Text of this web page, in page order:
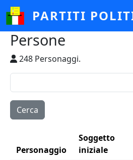
Salta al contenuto principale
PARTITI
Persone
248 Personaggi.
Personaggio
Soggetto
iniziale